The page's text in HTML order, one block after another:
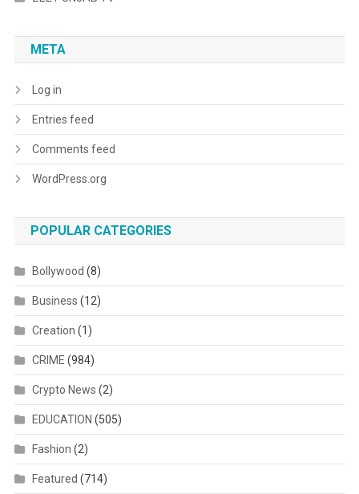
META
Log in
Entries feed
Comments feed
WordPress.org
POPULAR CATEGORIES
Bollywood (8)
Business (12)
Creation (1)
CRIME (984)
Crypto News (2)
EDUCATION (505)
Fashion (2)
Featured (714)